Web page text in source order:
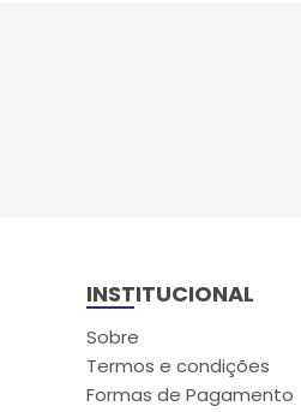
INSTITUCIONAL
Sobre
Termos e condições
Formas de Pagamento